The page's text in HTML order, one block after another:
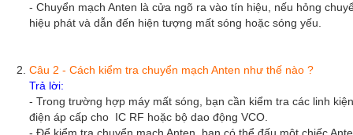
- Chuyển mạch Anten là cửa ngõ ra vào tín hiệu, nếu hỏng
hiệu phát và dẫn đến hiện tượng mất sóng hoặc sóng yếu.
Câu 2 - Cách kiểm tra chuyển mạch Anten như thế nào ?
Trả lời:
- Trong trường hợp máy mất sóng, bạn cần kiểm tra các linh
điện áp cấp cho IC RF hoặc bộ dao động VCO.